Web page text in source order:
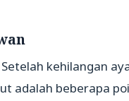
kehilangan
adalah beberapa